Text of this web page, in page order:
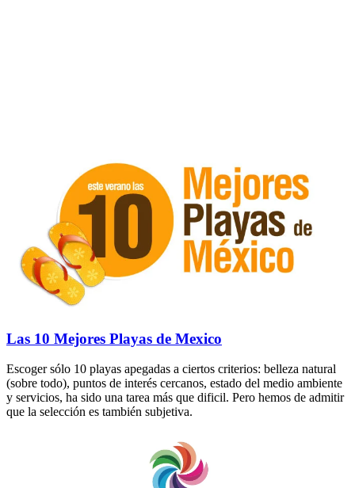
Las 10 Mejores Playas de Mexico
Escoger sólo 10 playas apegadas a ciertos criterios: belleza natural
(sobre todo), puntos de interés cercanos, estado del medio ambiente
y servicios, ha sido una tarea más que dificil. Pero hemos de admitir
que la selección es también subjetiva.